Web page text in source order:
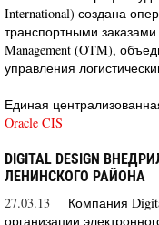
International) создана
транспортными
Management (OTM),
управления
Единая
Oracle CIS
DIGITAL DESIGN
ЛЕНИНСКОГО РАЙОНА
27.03.13
Компания
организации